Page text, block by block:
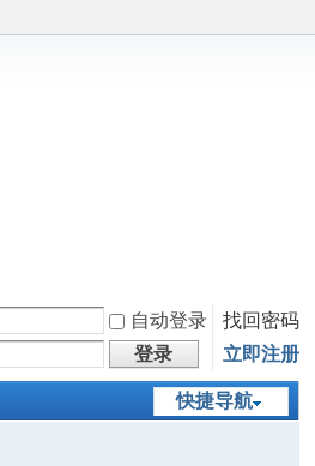
自动登录
找回密码
登录 立即注册
快捷导航